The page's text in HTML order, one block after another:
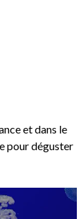
et dans le
pour déguster